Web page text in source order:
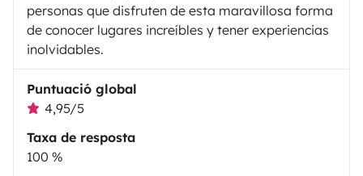
personas que disfruten de esta maravillosa forma
de conocer lugares increíbles y tener experiencias
inolvidables.
Puntuació global
4,95/5
Taxa de resposta
100 %